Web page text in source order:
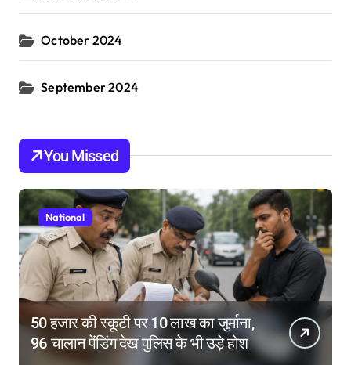
October 2024
September 2024
You Missed
National
50 हजार की स्कूटी पर 10 लाख का जुर्माना,
96 चालान पेंडिंग देख पुलिस के भी उड़े होश